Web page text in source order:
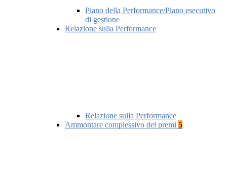
Piano della Performance/Piano esecutivo
di gestione
Relazione sulla Performance
Relazione sulla Performance
Ammontare complessivo dei premi 5